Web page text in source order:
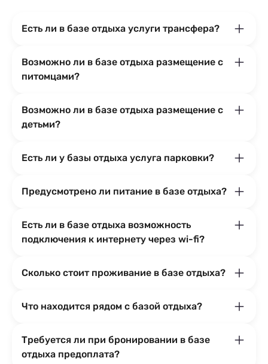
Есть ли в базе отдыха услуги трансфера?
Возможно ли в базе отдыха размещение с
питомцами?
Возможно ли в базе отдыха размещение с
детьми?
Есть ли у базы отдыха услуга парковки?
Предусмотрено ли питание в базе отдыха?
Есть ли в базе отдыха возможность
подключения к интернету через wi-fi?
Сколько стоит проживание в базе отдыха?
Что находится рядом с базой отдыха?
Требуется ли при бронировании в базе
отдыха предоплата?